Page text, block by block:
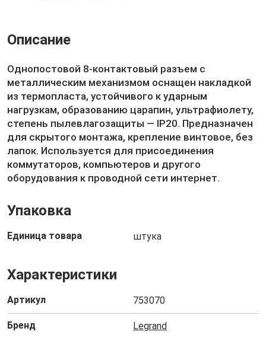
Описание
Однопостовой 8-контактовый разъем с
металлическим механизмом оснащен накладкой
из термопласта, устойчивого к ударным
нагрузкам, образованию царапин, ультрафиолету,
степень пылевлагозащиты — IP20. Предназначен
для скрытого монтажа, крепление винтовое, без
лапок. Используется для присоединения
коммутаторов, компьютеров и другого
оборудования к проводной сети интернет.
Упаковка
Единица товара штука
Характеристики
Артикул 753070
Бренд Legrand